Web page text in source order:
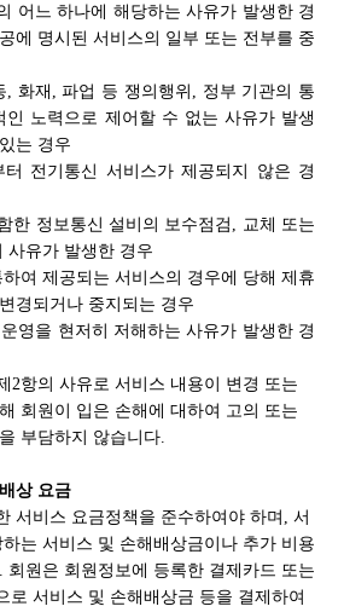
어느 하나에 해당하는 사유가 발생한 경
에 명시된 서비스의 일부 또는 전부를 중
, 화재, 파업 등 쟁의행위, 정부 기관의 통
인 노력으로 제어할 수 없는 사유가 발생
는 경우
터 전기통신 서비스가 제공되지 않은 경
한 정보통신 설비의 보수점검, 교체 또는
사유가 발생한 경우
여 제공되는 서비스의 경우에 당해 제휴
경되거나 중지되는 경우
영을 현저히 저해하는 사유가 발생한 경
2항의 사유로 서비스 내용이 변경 또는
회원이 입은 손해에 대하여 고의 또는
부담하지 않습니다.
상 요금
서비스 요금정책을 준수하여야 하며, 서
는 서비스 및 손해배상금이나 추가 비용
회원은 회원정보에 등록한 결제카드 또는
로 서비스 및 손해배상금 등을 결제하여